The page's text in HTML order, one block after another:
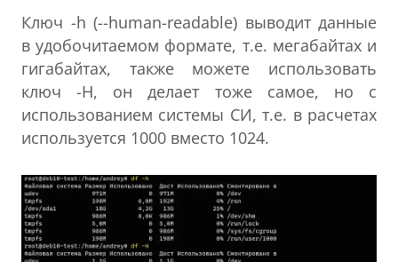
Ключ -h (--human-readable) выводит данные
в удобочитаемом формате, т.е. мегабайтах и
гигабайтах, также можете использовать
ключ -H, он делает тоже самое, но с
использованием системы СИ, т.е. в расчетах
используется 1000 вместо 1024.